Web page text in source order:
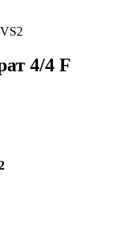
4/4 F